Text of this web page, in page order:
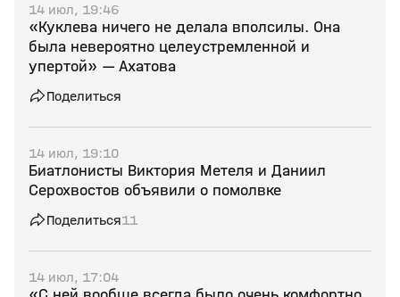
14 июл, 19:46
«Куклева ничего не делала вполсилы. Она
была невероятно целеустремленной и
упертой» — Ахатова
Поделиться
14 июл, 19:10
Биатлонисты Виктория Метеля и Даниил
Серохвостов объявили о помолвке
Поделиться11
14 июл, 17:04